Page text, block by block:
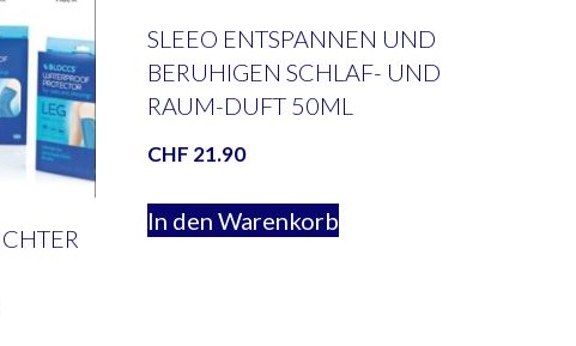
SLEEO ENTSPANNEN UND
BERUHIGEN SCHLAF- UND
RAUM-DUFT 50ML
CHF 21.90
In den Warenkorb